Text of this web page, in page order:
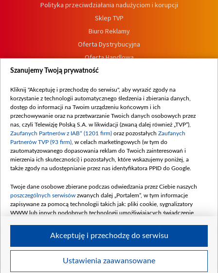
Polityka przeciwdziałania nadużyciom i korupcji
Sklep TVP
Biuro Reklamy
Oferta Dystrybucyjna
Oferta Handlowa
Dostępność
Procedura zgłoszeń wewnętrznych
Szanujemy Twoją prywatność
Kliknij "Akceptuję i przechodzę do serwisu", aby wyrazić zgody na
korzystanie z technologii automatycznego śledzenia i zbierania danych,
dostęp do informacji na Twoim urządzeniu końcowym i ich
przechowywanie oraz na przetwarzanie Twoich danych osobowych przez
nas, czyli Telewizję Polską S.A. w likwidacji (zwaną dalej również „TVP”),
Zaufanych Partnerów z IAB* (1201 firm) oraz pozostałych Zaufanych
Partnerów TVP (93 firm) , w celach marketingowych (w tym do
zautomatyzowanego dopasowania reklam do Twoich zainteresowań i
mierzenia ich skuteczności) i pozostałych, które wskazujemy poniżej, a
także zgody na udostępnianie przez nas identyfikatora PPID do Google.
Twoje dane osobowe zbierane podczas odwiedzania przez Ciebie naszych
poszczególnych serwisów zwanych dalej „Portalem”, w tym informacje
zapisywane za pomocą technologii takich jak: pliki cookie, sygnalizatory
WWW lub innych podobnych technologii umożliwiających świadczenie
Twoje dane osobowe zbierane podczas odwiedzania przez Ciebie
Ustawienia zaawansowane
Akceptuję i przechodzę do serwisu